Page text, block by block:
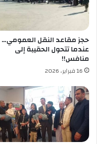
ت
ج
و
.
.
.
حجز مقاعد النقل العمومي…
عندما تتحول الحقيبة إلى
منافس!!
16 فبراير، 2026